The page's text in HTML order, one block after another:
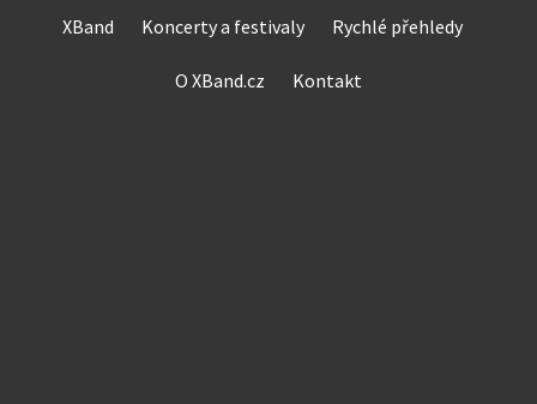
XBand Koncerty a festivaly Rychlé přehledy
O XBand.cz Kontakt